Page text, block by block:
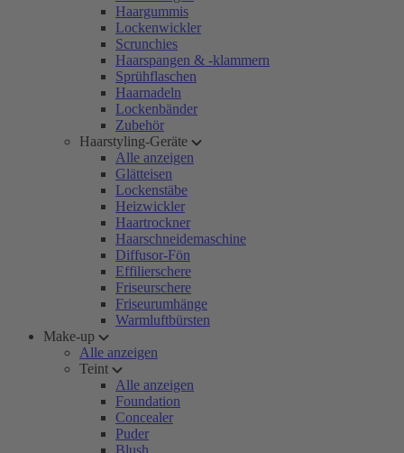
Haargummis
Lockenwickler
Scrunchies
Haarspangen & -klammern
Sprühflaschen
Haarnadeln
Lockenbänder
Zubehör
Haarstyling-Geräte
Alle anzeigen
Glätteisen
Lockenstäbe
Heizwickler
Haartrockner
Haarschneidemaschine
Diffusor-Fön
Effilierschere
Friseurschere
Friseurumhänge
Warmluftbürsten
Make-up
Alle anzeigen
Teint
Alle anzeigen
Foundation
Concealer
Puder
Blush